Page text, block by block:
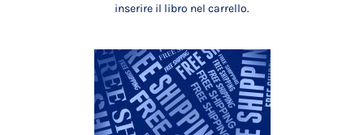
inserire il libro nel carrello.